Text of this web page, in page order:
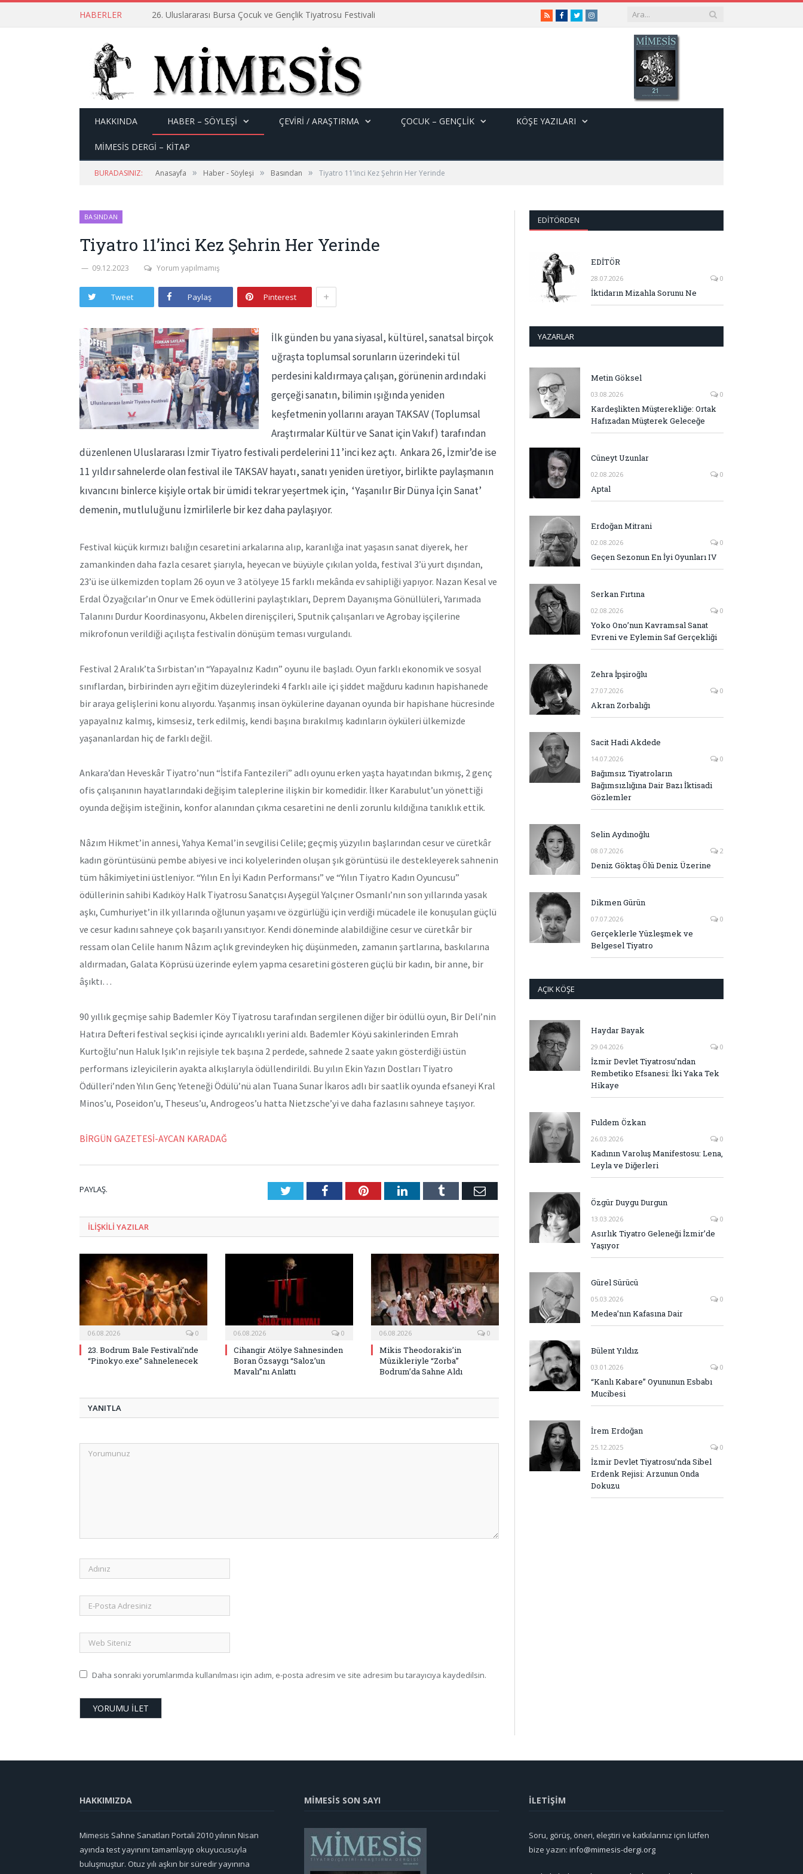
HABERLER 26. Uluslararası Bursa Çocuk ve Gençlik Tiyatrosu Festivali RSSFacebook
TwitterInstagram
HAKKINDA HABER – SÖYLEŞI ÇEVİRİ / ARAŞTIRMA ÇOCUK – GENÇLIK KÖŞE YAZILARI
MİMESİS DERGİ – KİTAP
BURADASINIZ: Anasayfa » Haber - Söyleşi » Basından » Tiyatro 11’inci Kez Şehrin Her Yerinde
BASINDAN
Tiyatro 11’inci Kez Şehrin Her Yerinde
09.12.2023 Yorum yapılmamış
Tweet Paylaş Pinterest +
İlk günden bu yana siyasal, kültürel, sanatsal birçok
uğraşta toplumsal sorunların üzerindeki tül
perdesini kaldırmaya çalışan, görünenin ardındaki
gerçeği sanatın, bilimin ışığında yeniden
keşfetmenin yollarını arayan TAKSAV (Toplumsal
Araştırmalar Kültür ve Sanat için Vakıf) tarafından
düzenlenen Uluslararası İzmir Tiyatro festivali perdelerini 11’inci kez açtı. Ankara 26, İzmir’de ise
11 yıldır sahnelerde olan festival ile TAKSAV hayatı, sanatı yeniden üretiyor, birlikte paylaşmanın
kıvancını binlerce kişiyle ortak bir ümidi tekrar yeşertmek için, ‘Yaşanılır Bir Dünya İçin Sanat’
demenin, mutluluğunu İzmirlilerle bir kez daha paylaşıyor.
Festival küçük kırmızı balığın cesaretini arkalarına alıp, karanlığa inat yaşasın sanat diyerek, her
zamankinden daha fazla cesaret şiarıyla, heyecan ve büyüyle çıkılan yolda, festival 3’ü yurt dışından,
23’ü ise ülkemizden toplam 26 oyun ve 3 atölyeye 15 farklı mekânda ev sahipliği yapıyor. Nazan Kesal ve
Erdal Özyağcılar’ın Onur ve Emek ödüllerini paylaştıkları, Deprem Dayanışma Gönüllüleri, Yarımada
Talanını Durdur Koordinasyonu, Akbelen direnişçileri, Sputnik çalışanları ve Agrobay işçilerine
mikrofonun verildiği açılışta festivalin dönüşüm teması vurgulandı.
Festival 2 Aralık’ta Sırbistan’ın “Yapayalnız Kadın” oyunu ile başladı. Oyun farklı ekonomik ve sosyal
sınıflardan, birbirinden ayrı eğitim düzeylerindeki 4 farklı aile içi şiddet mağduru kadının hapishanede
bir araya gelişlerini konu alıyordu. Yaşanmış insan öykülerine dayanan oyunda bir hapishane hücresinde
yapayalnız kalmış, kimsesiz, terk edilmiş, kendi başına bırakılmış kadınların öyküleri ülkemizde
yaşananlardan hiç de farklı değil.
Ankara’dan Heveskâr Tiyatro’nun “İstifa Fantezileri” adlı oyunu erken yaşta hayatından bıkmış, 2 genç
ofis çalışanının hayatlarındaki değişim taleplerine ilişkin bir komedidir. İlker Karabulut’un yönettiği
oyunda değişim isteğinin, konfor alanından çıkma cesaretini ne denli zorunlu kıldığına tanıklık ettik.
Nâzım Hikmet’in annesi, Yahya Kemal’in sevgilisi Celile; geçmiş yüzyılın başlarından cesur ve cüretkâr
kadın görüntüsünü pembe abiyesi ve inci kolyelerinden oluşan şık görüntüsü ile destekleyerek sahnenin
tüm hâkimiyetini üstleniyor. “Yılın En İyi Kadın Performansı” ve “Yılın Tiyatro Kadın Oyuncusu”
ödüllerinin sahibi Kadıköy Halk Tiyatrosu Sanatçısı Ayşegül Yalçıner Osmanlı’nın son yıllarında yasak
aşkı, Cumhuriyet’in ilk yıllarında oğlunun yaşamı ve özgürlüğü için verdiği mücadele ile konuşulan güçlü
ve cesur kadını sahneye çok başarılı yansıtıyor. Kendi döneminde alabildiğine cesur ve cüretkâr bir
ressam olan Celile hanım Nâzım açlık grevindeyken hiç düşünmeden, zamanın şartlarına, baskılarına
aldırmadan, Galata Köprüsü üzerinde eylem yapma cesaretini gösteren güçlü bir kadın, bir anne, bir
âşıktı…
90 yıllık geçmişe sahip Bademler Köy Tiyatrosu tarafından sergilenen diğer bir ödüllü oyun, Bir Deli’nin
Hatıra Defteri festival seçkisi içinde ayrıcalıklı yerini aldı. Bademler Köyü sakinlerinden Emrah
Kurtoğlu’nun Haluk Işık’ın rejisiyle tek başına 2 perdede, sahnede 2 saate yakın gösterdiği üstün
performans izleyicilerin ayakta alkışlarıyla ödüllendirildi. Bu yılın Ekin Yazın Dostları Tiyatro
Ödülleri’nden Yılın Genç Yeteneği Ödülü’nü alan Tuana Sunar İkaros adlı bir saatlik oyunda efsaneyi Kral
Minos’u, Poseidon’u, Theseus’u, Androgeos’u hatta Nietzsche’yi ve daha fazlasını sahneye taşıyor.
BİRGÜN GAZETESİ-AYCAN KARADAĞ
PAYLAŞ. TwitterFacebookPinterestLinkedInTumblr E-
ILIŞKILI YAZILAR
06.08.2026 0
23. Bodrum Bale Festivali’nde
“Pinokyo.exe” Sahnelenecek
06.08.2026 0
Cihangir Atölye Sahnesinden
Boran Özsaygı “Saloz’un
Mavalı”nı Anlattı
06.08.2026 0
Mikis Theodorakis’in
Müzikleriyle “Zorba”
Bodrum’da Sahne Aldı
YANITLA
Daha sonraki yorumlarımda kullanılması için adım, e-posta adresim ve site adresim bu tarayıcıya kaydedilsin.
EDITÖRDEN
EDİTÖR
28.07.2026 0
İktidarın Mizahla Sorunu Ne
YAZARLAR
Metin Göksel
03.08.2026 0
Kardeşlikten Müşterekliğe: Ortak
Hafızadan Müşterek Geleceğe
Cüneyt Uzunlar
02.08.2026 0
Aptal
Erdoğan Mitrani
02.08.2026 0
Geçen Sezonun En İyi Oyunları IV
Serkan Fırtına
02.08.2026 0
Yoko Ono’nun Kavramsal Sanat
Evreni ve Eylemin Saf Gerçekliği
Zehra İpşiroğlu
27.07.2026 0
Akran Zorbalığı
Sacit Hadi Akdede
14.07.2026 0
Bağımsız Tiyatroların
Bağımsızlığına Dair Bazı İktisadi
Gözlemler
Selin Aydınoğlu
08.07.2026 2
Deniz Göktaş Ölü Deniz Üzerine
Dikmen Gürün
07.07.2026 0
Gerçeklerle Yüzleşmek ve
Belgesel Tiyatro
AÇIK KÖŞE
Haydar Bayak
29.04.2026 0
İzmir Devlet Tiyatrosu’ndan
Rembetiko Efsanesi: İki Yaka Tek
Hikaye
Fuldem Özkan
26.03.2026 0
Kadının Varoluş Manifestosu: Lena,
Leyla ve Diğerleri
Özgür Duygu Durgun
13.03.2026 0
Asırlık Tiyatro Geleneği İzmir’de
Yaşıyor
Gürel Sürücü
05.03.2026 0
Medea’nın Kafasına Dair
Bülent Yıldız
03.01.2026 0
“Kanlı Kabare” Oyununun Esbabı
Mucibesi
İrem Erdoğan
25.12.2025 0
İzmir Devlet Tiyatrosu’nda Sibel
Erdenk Rejisi: Arzunun Onda
Dokuzu
HAKKIMIZDA
Mimesis Sahne Sanatları Portali 2010 yılının Nisan
ayında test yayınını tamamlayıp okuyucusuyla
buluşmuştur. Otuz yılı aşkın bir süredir yayınına
MİMESİS SON SAYI İLETİŞİM
Soru, görüş, öneri, eleştiri ve katkılarınız için lütfen
bize yazın: info@mimesis-dergi.org